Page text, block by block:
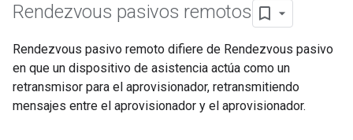
Rendezvous pasivos remotos
Rendezvous pasivo remoto difiere de Rendezvous pasivo
en que un dispositivo de asistencia actúa como un
retransmisor para el aprovisionador, retransmitiendo
mensajes entre el aprovisionador y el aprovisionador.